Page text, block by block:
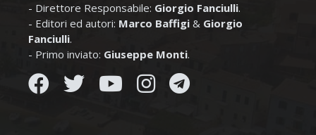
- Direttore Responsabile: Giorgio Fanciulli.
- Editori ed autori: Marco Baffigi & Giorgio
Fanciulli.
- Primo inviato: Giuseppe Monti.